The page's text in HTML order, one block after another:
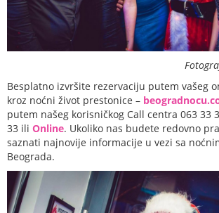
Besplatno izvršite rezervaciju putem vašeg
kroz noćni život prestonice –
putem našeg korisničkog Call centra 063 33
33 ili Online. Ukoliko nas budete redovno
saznati najnovije informacije u vezi sa
Beograda.